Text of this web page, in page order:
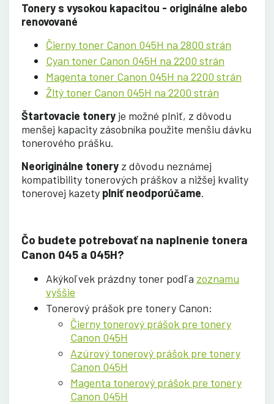
Tonery s vysokou kapacitou - originálne alebo
renovované
Čierny toner Canon 045H na 2800 strán
Cyan toner Canon 045H na 2200 strán
Magenta toner Canon 045H na 2200 strán
Žltý toner Canon 045H na 2200 strán
Štartovacie tonery je možné plniť, z dôvodu
menšej kapacity zásobníka použite menšiu dávku
tonerového prášku.
Neoriginálne tonery z dôvodu neznámej
kompatibility tonerových práškov a nižšej kvality
tonerovej kazety plniť neodporúčame.
Čo budete potrebovať na naplnenie tonera
Canon 045 a 045H?
Akýkoľvek prázdny toner podľa zoznamu
vyššie
Tonerový prášok pre tonery Canon:
Čierny tonerový prášok pre tonery
Canon 045H
Azúrový tonerový prášok pre tonery
Canon 045H
Magenta tonerový prášok pre tonery
Canon 045H